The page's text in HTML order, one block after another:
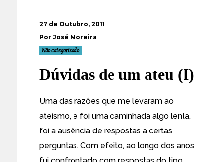
27 de Outubro, 2011
Por José Moreira
Não categorizado
Dúvidas de um ateu (I)
Uma das razões que me levaram ao
ateísmo, e foi uma caminhada algo lenta,
foi a ausência de respostas a certas
perguntas. Com efeito, ao longo dos anos